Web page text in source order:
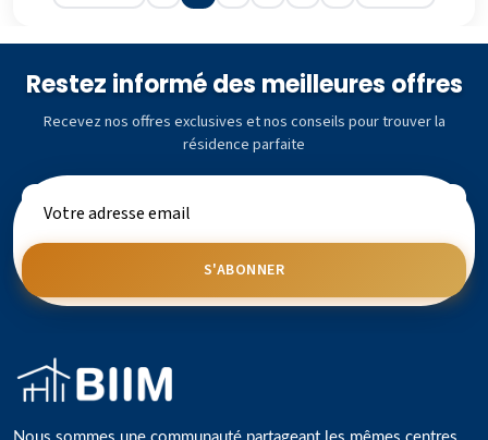
Restez informé des meilleures offres
Recevez nos offres exclusives et nos conseils pour trouver la
résidence parfaite
S'ABONNER